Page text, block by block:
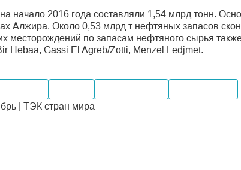
начало 2016 года составляли 1,54 млрд тонн.
Алжира. Около 0,53 млрд т нефтяных запасов
месторождений по запасам нефтяного сырья также
Hebaa, Gassi El Agreb/Zotti, Menzel Ledjmet.
| ТЭК стран мира